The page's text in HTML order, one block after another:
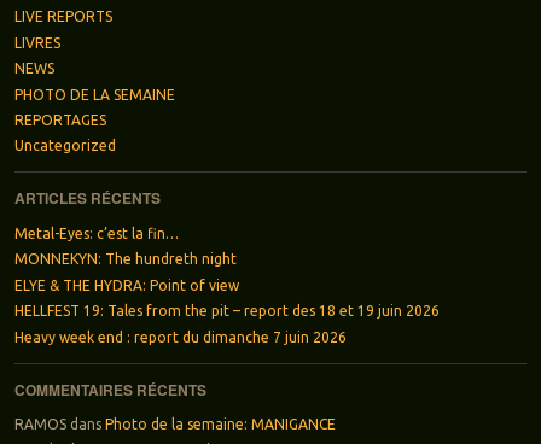
LIVE REPORTS
LIVRES
NEWS
PHOTO DE LA SEMAINE
REPORTAGES
Uncategorized
ARTICLES RÉCENTS
Metal-Eyes: c’est la fin…
MONNEKYN: The hundreth night
ELYE & THE HYDRA: Point of view
HELLFEST 19: Tales from the pit – report des 18 et 19 juin 2026
Heavy week end : report du dimanche 7 juin 2026
COMMENTAIRES RÉCENTS
RAMOSdans Photo de la semaine: MANIGANCE